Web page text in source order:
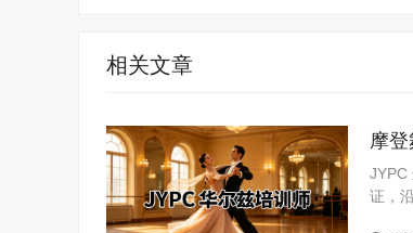
相关文章
摩
资评
JYPC
证，